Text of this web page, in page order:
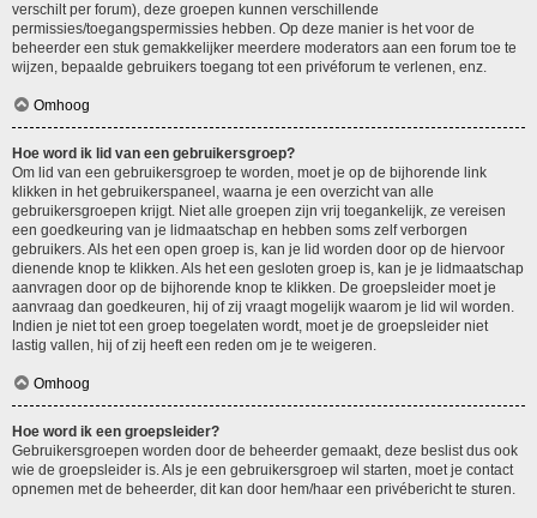
verschilt per forum), deze groepen kunnen verschillende
permissies/toegangspermissies hebben. Op deze manier is het voor de
beheerder een stuk gemakkelijker meerdere moderators aan een forum toe te
wijzen, bepaalde gebruikers toegang tot een privéforum te verlenen, enz.
Omhoog
Hoe word ik lid van een gebruikersgroep?
Om lid van een gebruikersgroep te worden, moet je op de bijhorende link
klikken in het gebruikerspaneel, waarna je een overzicht van alle
gebruikersgroepen krijgt. Niet alle groepen zijn vrij toegankelijk, ze vereisen
een goedkeuring van je lidmaatschap en hebben soms zelf verborgen
gebruikers. Als het een open groep is, kan je lid worden door op de hiervoor
dienende knop te klikken. Als het een gesloten groep is, kan je je lidmaatschap
aanvragen door op de bijhorende knop te klikken. De groepsleider moet je
aanvraag dan goedkeuren, hij of zij vraagt mogelijk waarom je lid wil worden.
Indien je niet tot een groep toegelaten wordt, moet je de groepsleider niet
lastig vallen, hij of zij heeft een reden om je te weigeren.
Omhoog
Hoe word ik een groepsleider?
Gebruikersgroepen worden door de beheerder gemaakt, deze beslist dus ook
wie de groepsleider is. Als je een gebruikersgroep wil starten, moet je contact
opnemen met de beheerder, dit kan door hem/haar een privébericht te sturen.